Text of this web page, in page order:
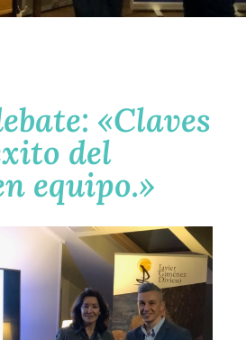
«Claves
del
equipo.»